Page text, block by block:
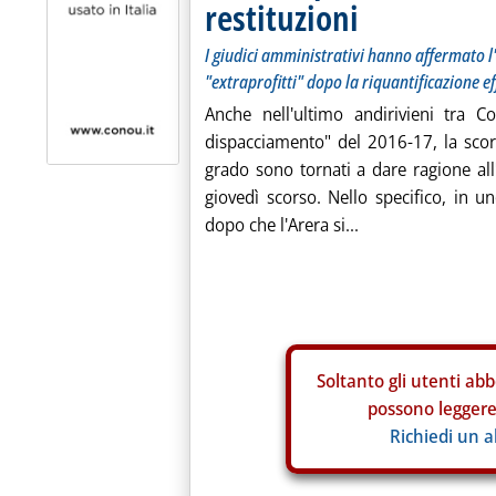
restituzioni
I giudici amministrativi hanno affermato
"extraprofitti" dopo la riquantificazione
Anche nell'ultimo andirivieni tra
dispacciamento" del 2016-17, la
grado sono tornati a dare ragione
giovedì scorso. Nello specifico, in
dopo che l'Arera si...
Soltanto gli utenti
possono
Richiedi un